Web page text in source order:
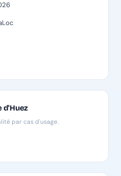
d'Huez
par cas d'usage.